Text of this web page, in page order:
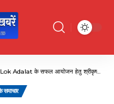
श्रीकृष्ण यादव पीठासीन अधिकारी की अध्यक्षता में बैठक सम्पन्न हुयी
समाचार